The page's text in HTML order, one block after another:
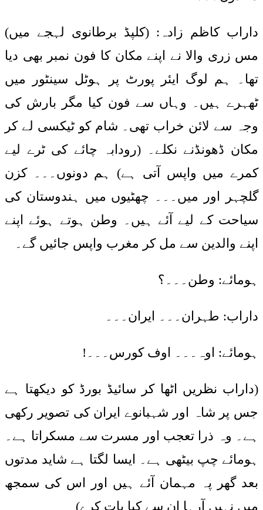
داراب کاظم زادہ: (کلپڈ برطانوی لہجے میں)
مس زری والا نے اپنے مکان کا فون نمبر بھی دیا
تھا۔ ہم لوگ ایئر پورٹ پر ہوٹل سینٹور میں
ٹھہرے ہیں۔ وہاں سے فون کیا مگر بارش کی
وجہ سے لائن خراب تھی۔ شام کو ٹیکسی لے کر
مکان ڈھونڈنے نکلے۔ (رودابہ چائے کی ٹرے لیے
کمرے میں واپس آتی ہے) ہم دونوں۔۔۔ کزن
گلچہر اور میں۔۔۔ چھٹیوں میں ہندوستان کی
سیاحت کے لیے آئے ہیں۔ وطن ہوتے ہوئے اپنے
اپنے والدین سے مل کر مغرب واپس جائیں گے۔
ہومائے: وطن۔۔۔؟
داراب: طہران۔۔۔ ایران۔۔۔
ہومائے: اوہ۔۔۔ اوف کورس۔۔۔!
(داراب نظریں اٹھا کر سائیڈ بورڈ کو دیکھتا ہے
جس پر شاہ اور شہبانوے ایران کی تصویر رکھی
ہے۔ وہ ذرا تعجب اور مسرت سے مسکراتا ہے۔
ہومائے چپ بیٹھی ہے۔ ایسا لگتا ہے شاید مدتوں
بعد گھر پہ مہمان آئے ہیں اور اس کی سمجھ
میں نہیں آرہا ان سے کیا بات کرے)